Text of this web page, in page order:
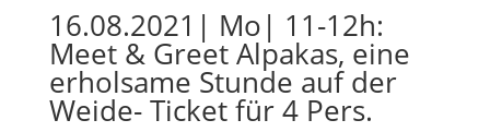
16.08.2021| Mo| 11-12h:
Meet & Greet Alpakas, eine
erholsame Stunde auf der
Weide- Ticket für 4 Pers.